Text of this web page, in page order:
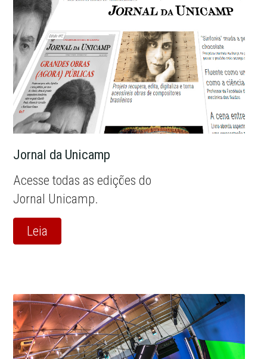
Jornal da Unicamp
Acesse todas as edições do
Jornal Unicamp.
Leia